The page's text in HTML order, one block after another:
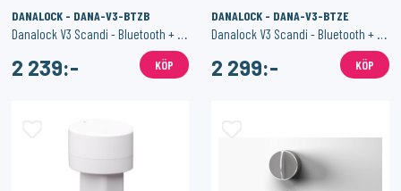
DANALOCK - DANA-V3-BTZB
Danalock V3 Scandi - Bluetooth + Zigbee
2 239:- KÖP
DANALOCK - DANA-V3-BTZE
Danalock V3 Scandi - Bluetooth + Z-Wave+
2 299:- KÖP